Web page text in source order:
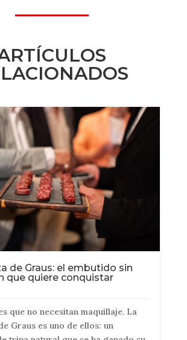
de Graus: el embutido sin
que quiere conquistar
que no necesitan maquillaje. La
Graus es uno de ellos: un